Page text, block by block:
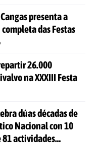
presenta a
das Festas
26.000
na XXXIII Festa
dúas décadas de
Nacional con 10
81 actividades